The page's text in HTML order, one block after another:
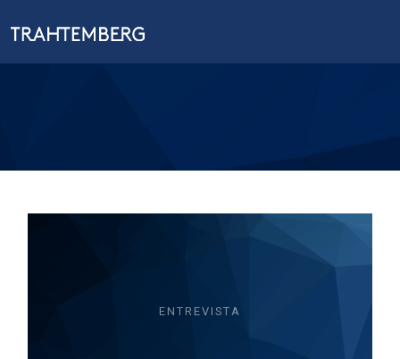
ENTREVISTA